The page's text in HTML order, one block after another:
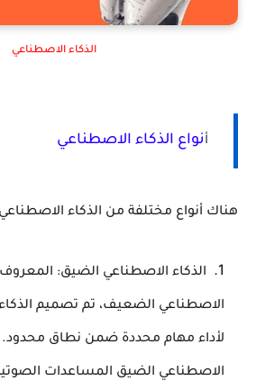
الذكاء الاصطناعي
أنواع الذكاء الاصطناعي
هناك أنواع مختلفة من الذكاء
الذكاء الاصطناعي الضيق:
الاصطناعي الضعيف، تم تصميم
لأداء مهام محددة ضمن نطاق محدود.